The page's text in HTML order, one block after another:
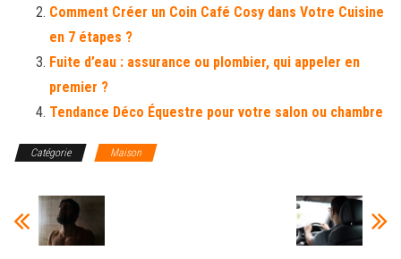
Comment Créer un Coin Café Cosy dans Votre Cuisine
en 7 étapes ?
Fuite d’eau : assurance ou plombier, qui appeler en
premier ?
Tendance Déco Équestre pour votre salon ou chambre
Catégorie Maison